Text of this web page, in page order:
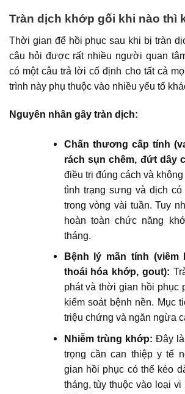
Tràn dịch khớp gối khi nào thì
Thời gian để hồi phục sau khi bị tràn
câu hỏi được rất nhiều người quan
có một câu trả lời cố định cho tất cả
trình này phụ thuộc vào nhiều yếu tố
Nguyên nhân gây tràn dịch:
Chấn thương cấp tính
rách sụn chêm, đứt dây
điều trị đúng cách và
tình trạng sưng và dịch
trong vòng vài tuần. Tuy
hoàn toàn chức năng
tháng.
Bệnh lý mãn tính (viêm
thoái hóa khớp, gout):
phát và thời gian hồi phục
kiểm soát bệnh nền. Mục
triệu chứng và ngăn ngừa
Nhiễm trùng khớp: Đây
trọng cần can thiệp y tế
gian hồi phục có thể kéo
tháng, tùy thuộc vào loại